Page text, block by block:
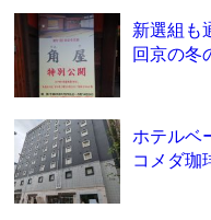
新選組も
回京の冬
ホテルベ
コメダ珈